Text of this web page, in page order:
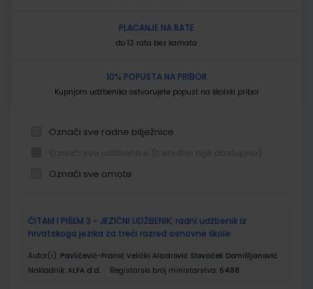
PLAĆANJE NA RATE
do 12 rata bez kamata
10% POPUSTA NA PRIBOR
Kupnjom udžbenika ostvarujete popust na školski pribor
Označi sve radne bilježnice
Označi sve omote
proizvodi
ČITAM I PIŠEM 3 - JEZIČNI UDŽBENIK; radni udžbenik iz
hrvatskoga jezika za treći razred osnovne škole
Autor(i): Pavličević-Franić Velički Aladrović Slovaček Domišljanović
Nakladnik: ALFA d.d. Registarski broj ministarstva: 6488